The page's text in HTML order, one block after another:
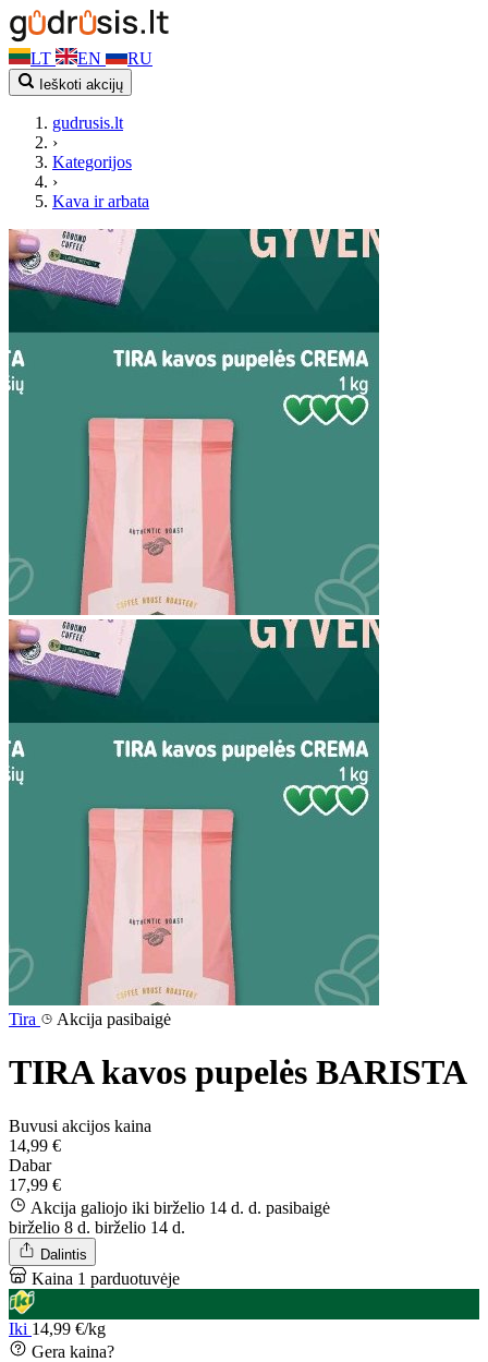
LT EN RU
Ieškoti akcijų
gudrusis.lt
›
Kategorijos
›
Kava ir arbata
Tira Akcija pasibaigė
TIRA kavos pupelės BARISTA
Buvusi akcijos kaina
14,99 €
Dabar
17,99 €
Akcija galiojo iki birželio 14 d. d. pasibaigė
birželio 8 d. birželio 14 d.
Dalintis
Kaina 1 parduotuvėje
Iki 14,99 €/kg
Gera kaina?